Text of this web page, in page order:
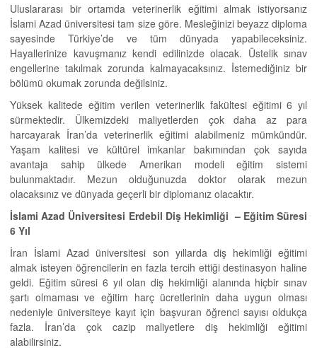
Uluslararası bir ortamda veterinerlik eğitimi almak istiyorsanız
İslami Azad üniversitesi tam size göre. Mesleğinizi beyazz diploma
sayesinde Türkiye’de ve tüm dünyada yapabileceksiniz.
Hayallerinize kavuşmanız kendi edilinizde olacak. Üstelik sınav
engellerine takılmak zorunda kalmayacaksınız. İstemediğiniz bir
bölümü okumak zorunda değilsiniz.
Yüksek kalitede eğitim verilen veterinerlik fakültesi eğitimi 6 yıl
sürmektedir. Ülkemizdeki maliyetlerden çok daha az para
harcayarak İran’da veterinerlik eğitimi alabilmeniz mümkündür.
Yaşam kalitesi ve kültürel imkanlar bakımından çok sayıda
avantaja sahip ülkede Amerikan modeli eğitim sistemi
bulunmaktadır. Mezun olduğunuzda doktor olarak mezun
olacaksınız ve dünyada geçerli bir diplomanız olacaktır.
İslami Azad Üniversitesi Erdebil Diş Hekimliği – Eğitim Süresi
6 Yıl
İran İslami Azad üniversitesi son yıllarda diş hekimliği eğitimi
almak isteyen öğrencilerin en fazla tercih ettiği destinasyon haline
geldi. Eğitim süresi 6 yıl olan diş hekimliği alanında hiçbir sınav
şartı olmaması ve eğitim harç ücretlerinin daha uygun olması
nedeniyle üniversiteye kayıt için başvuran öğrenci sayısı oldukça
fazla. İran’da çok cazip maliyetlere diş hekimliği eğitimi
alabilirsiniz.